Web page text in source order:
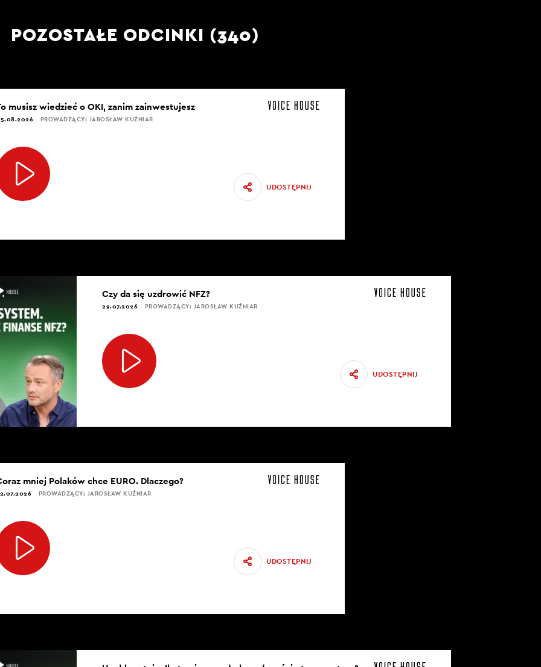
POZOSTAŁE ODCINKI (340)
musisz wiedzieć o OKI, zanim zainwestujesz
PROWADZĄCY: JAROSŁAW KUŹNIAR
UDOSTĘPNIJ
Czy da się uzdrowić NFZ?
29.07.2026 PROWADZĄCY: JAROSŁAW KUŹNIAR
UDOSTĘPNIJ
mniej Polaków chce EURO. Dlaczego?
PROWADZĄCY: JAROSŁAW KUŹNIAR
UDOSTĘPNIJ